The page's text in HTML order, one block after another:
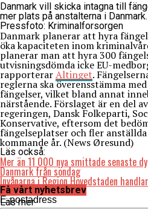
Danmark vill skicka intagna till
mer plats på anstalterna i
Pressfoto: Kriminalforsorgen
Danmark planerar att hyra
öka kapaciteten inom
planerar man att hyra 300
utvisningsdömda icke EU-
rapporterarAltinget.
reglerna ska överensstämma
fängelser, vilket bland annat
närstående. Förslaget är en del
regeringen, Dansk Folkeparti,
Konservative, eftersom det
fängelseplatser och fler
kommande år. (News Øresund)
Läs också:
Mer än 11 000 nya smittade senaste
Danmark från söndag
Invånarna i Region Hovedstaden
Läs mer
Få vårt nyhetsbrev
E-postadress